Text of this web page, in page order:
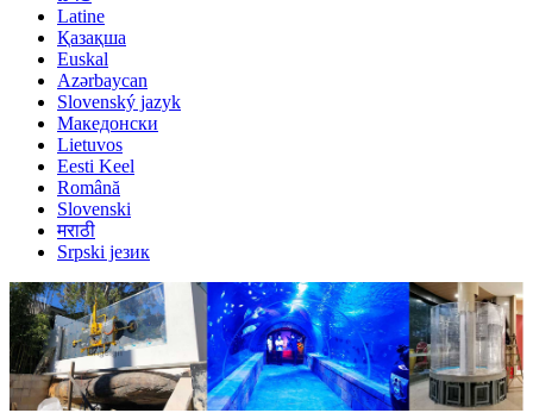
Latine
Қазақша
Euskal
Azərbaycan
Slovenský jazyk
Македонски
Lietuvos
Eesti Keel
Română
Slovenski
मराठी
Srpski језик